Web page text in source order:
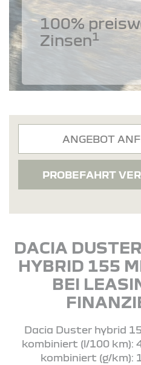
100%
Zinsen1
ANGEBOT
PROBEFAHRT
DACIA
HYBRID 155
BEI
Dacia Duster hybrid
kombiniert (l/100 km):
kombiniert (g/km):